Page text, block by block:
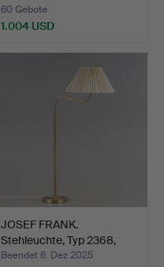
60 Gebote
1.004 USD
JOSEF FRANK.
Stehleuchte, Typ 2368,
„Stora…
Beendet 6. Dez 2025